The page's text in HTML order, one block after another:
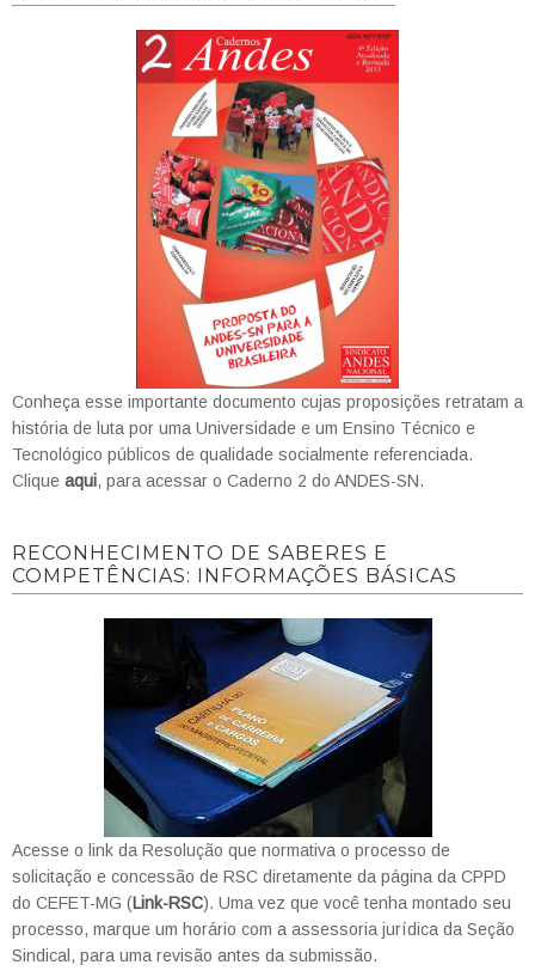
Conheça esse importante documento cujas proposições retratam a
história de luta por uma Universidade e um Ensino Técnico e
Tecnológico públicos de qualidade socialmente referenciada.
Clique aqui, para acessar o Caderno 2 do ANDES-SN.
RECONHECIMENTO DE SABERES E
COMPETÊNCIAS: INFORMAÇÕES BÁSICAS
Acesse o link da Resolução que normativa o processo de
solicitação e concessão de RSC diretamente da página da CPPD
do CEFET-MG (Link-RSC). Uma vez que você tenha montado seu
processo, marque um horário com a assessoria jurídica da Seção
Sindical, para uma revisão antes da submissão.